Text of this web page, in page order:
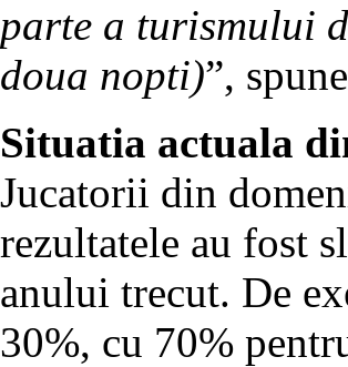
parte a turismului
doua nopti)”,
Situatia actuala
Jucatorii din
rezultatele au fost
anului trecut. De
30%, cu 70%